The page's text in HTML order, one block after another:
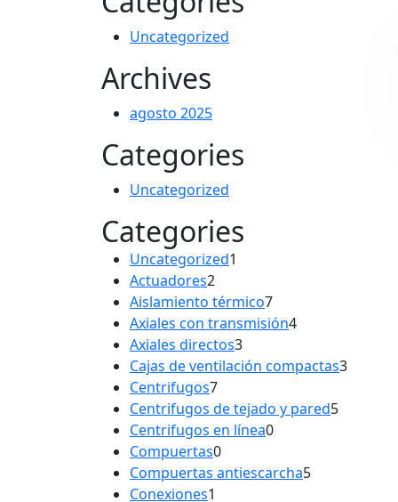
Uncategorized
Archives
agosto 2025
Categories
Uncategorized
Categories
Uncategorized1
Actuadores2
productos
Aislamiento térmico77
productos
Axiales con transmisión44
Axiales directos33
productos
Cajas de ventilación compactas33
Centrifugos77
productos
Centrifugos de tejado y pared55
Centrifugos en línea00
Compuertas00
productos
Compuertas antiescarcha55
Conexiones1